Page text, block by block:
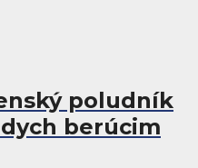
poludník
berúcim